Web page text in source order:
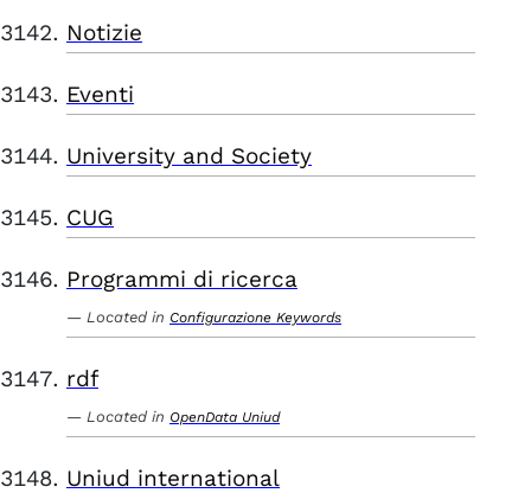
Notizie
Eventi
University and Society
CUG
Programmi di ricerca
Located in Configurazione Keywords
rdf
Located in OpenData Uniud
Uniud international